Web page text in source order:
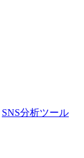
SNS分析ツール